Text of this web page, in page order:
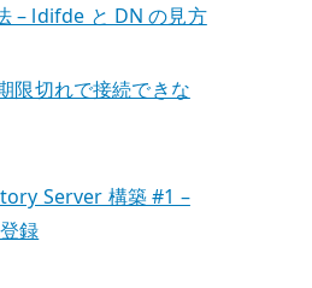
– ldifde と DN の見方
限切れで接続できな
Server 構築 #1 –
録